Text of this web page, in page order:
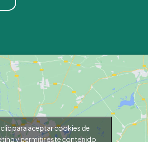
clic para aceptar cookies de
y permitir este contenido